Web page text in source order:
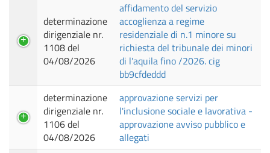
determinazione
dirigenziale nr.
1108 del
04/08/2026
affidamento del servizio
accoglienza a regime
residenziale di n.1 minore su
richiesta del tribunale dei minori
di l'aquila fino /2026. cig
bb9cfdeddd
determinazione
dirigenziale nr.
1106 del
04/08/2026
approvazione servizi per
l'inclusione sociale e lavorativa -
approvazione avviso pubblico e
allegati